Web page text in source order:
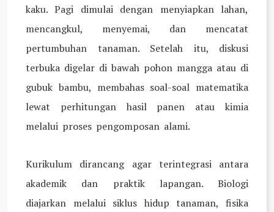
kaku. Pagi dimulai dengan menyiapkan lahan,
mencangkul, menyemai, dan mencatat
pertumbuhan tanaman. Setelah itu, diskusi
terbuka digelar di bawah pohon mangga atau di
gubuk bambu, membahas soal-soal matematika
lewat perhitungan hasil panen atau kimia
melalui proses pengomposan alami.
Kurikulum dirancang agar terintegrasi antara
akademik dan praktik lapangan. Biologi
diajarkan melalui siklus hidup tanaman, fisika